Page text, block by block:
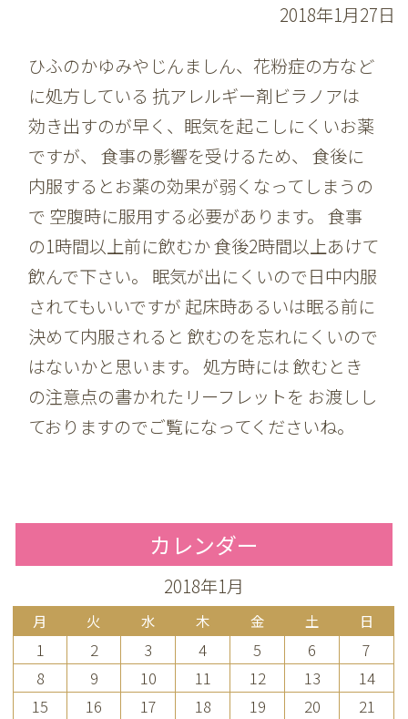
2018年1月27日
ひふのかゆみやじんましん、花粉症の方など
に処方している 抗アレルギー剤ビラノアは
効き出すのが早く、眠気を起こしにくいお薬
ですが、 食事の影響を受けるため、 食後に
内服するとお薬の効果が弱くなってしまうの
で 空腹時に服用する必要があります。 食事
の1時間以上前に飲むか 食後2時間以上あけて
飲んで下さい。 眠気が出にくいので日中内服
されてもいいですが 起床時あるいは眠る前に
決めて内服されると 飲むのを忘れにくいので
はないかと思います。 処方時には 飲むとき
の注意点の書かれたリーフレットを お渡しし
ておりますのでご覧になってくださいね。
カレンダー
2018年1月
月 火 水 木 金 土 日
1 2 3 4 5 6
7
8
9 10 11 12 13
14
15
16 17 18 19 20
21